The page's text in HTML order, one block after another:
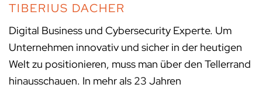
TIBERIUS DACHER
Digital Business und Cybersecurity Experte. Um
Unternehmen innovativ und sicher in der heutigen
Welt zu positionieren, muss man über den Tellerrand
hinausschauen. In mehr als 23 Jahren